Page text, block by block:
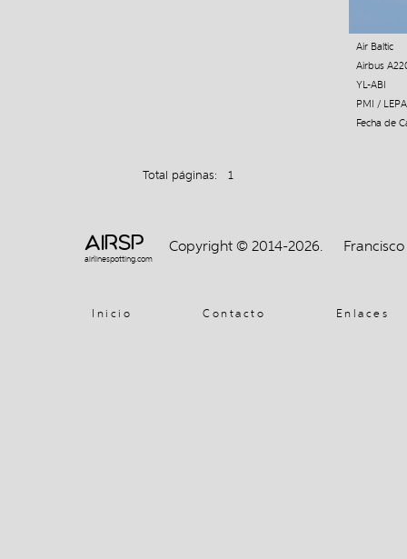
Air Baltic
Airbus
YL-ABI
PMI /
Fecha de
Total páginas: 1
AIRSP
airlinespotting.com
Copyright © 2014-2026.
Inicio Contacto Enlaces